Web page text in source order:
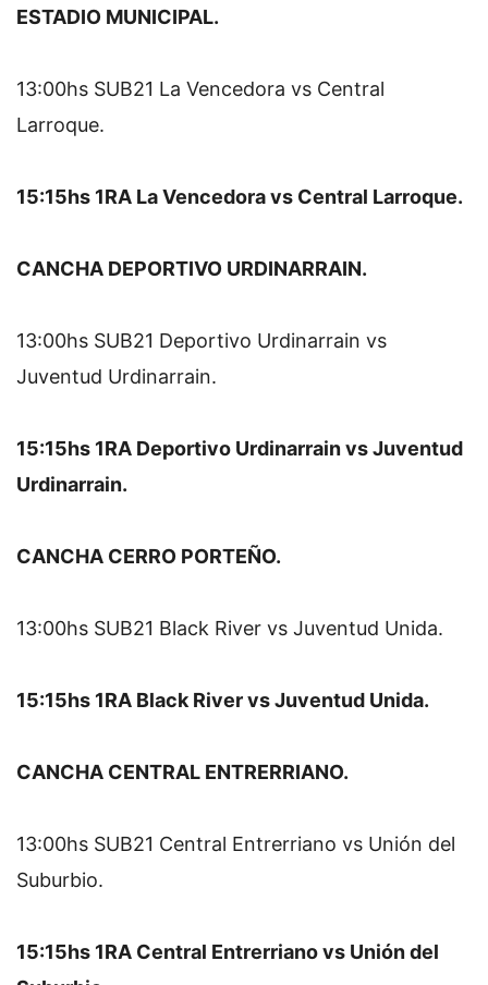
ESTADIO MUNICIPAL.
13:00hs SUB21 La Vencedora vs Central
Larroque.
15:15hs 1RA La Vencedora vs Central Larroque.
CANCHA DEPORTIVO URDINARRAIN.
13:00hs SUB21 Deportivo Urdinarrain vs
Juventud Urdinarrain.
15:15hs 1RA Deportivo Urdinarrain vs Juventud
Urdinarrain.
CANCHA CERRO PORTEÑO.
13:00hs SUB21 Black River vs Juventud Unida.
15:15hs 1RA Black River vs Juventud Unida.
CANCHA CENTRAL ENTRERRIANO.
13:00hs SUB21 Central Entrerriano vs Unión del
Suburbio.
15:15hs 1RA Central Entrerriano vs Unión del